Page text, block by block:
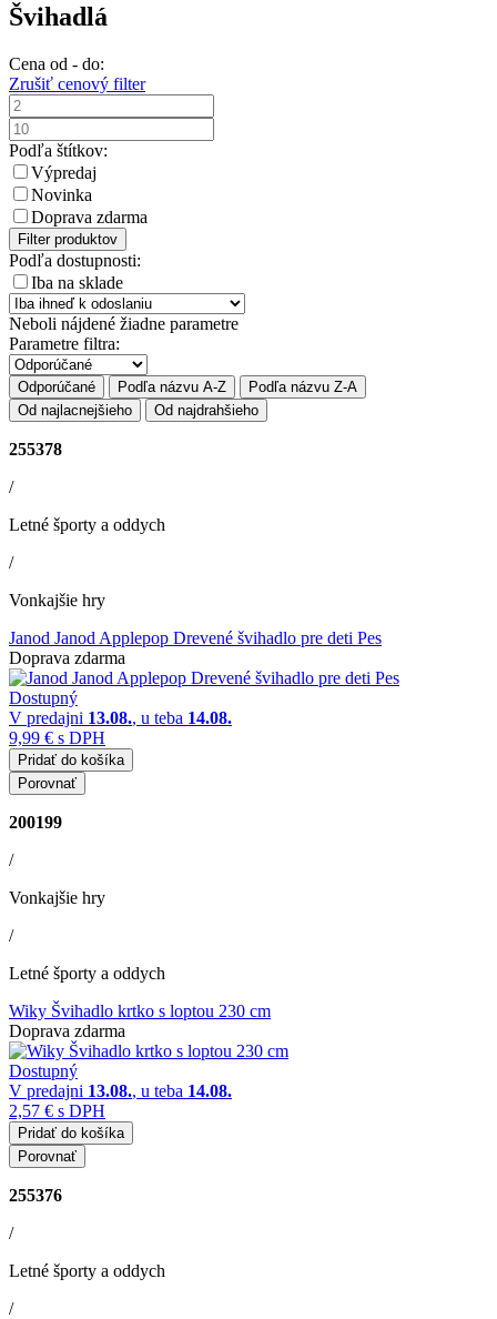
Švihadlá
Cena od - do:
Zrušiť cenový filter
Podľa štítkov:
Výpredaj
Novinka
Doprava zdarma
Filter produktov
Podľa dostupnosti:
Iba na sklade
Neboli nájdené žiadne parametre
Parametre filtra:
Odporúčané Podľa názvu A-Z
Podľa názvu Z-A
Od najlacnejšieho
Od najdrahšieho
255378
/
Letné športy a oddych
/
Vonkajšie hry
Janod Janod Applepop Drevené švihadlo pre deti Pes
Doprava zdarma
Dostupný
V predajni 13.08., u teba 14.08.
9,99 € s DPH
Pridať do košíka
Porovnať
200199
/
Vonkajšie hry
/
Letné športy a oddych
Wiky Švihadlo krtko s loptou 230 cm
Doprava zdarma
Dostupný
V predajni 13.08., u teba 14.08.
2,57 € s DPH
Pridať do košíka
Porovnať
255376
/
Letné športy a oddych
/